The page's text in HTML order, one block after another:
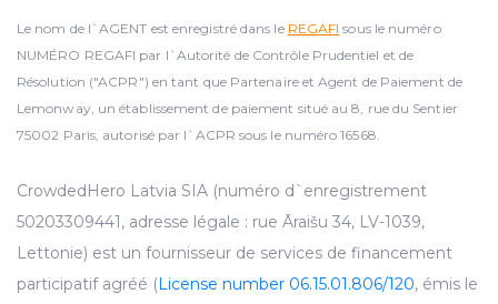
Le nom de l`AGENT est enregistré dans le REGAFI sous le numéro
NUMÉRO REGAFI par l`Autorité de Contrôle Prudentiel et de
Résolution ("ACPR") en tant que Partenaire et Agent de Paiement de
Lemonway, un établissement de paiement situé au 8, rue du Sentier
75002 Paris, autorisé par l`ACPR sous le numéro 16568.
CrowdedHero Latvia SIA (numéro d`enregistrement
50203309441, adresse légale : rue Āraišu 34, LV-1039,
Lettonie) est un fournisseur de services de financement
participatif agréé (License number 06.15.01.806/120, émis le